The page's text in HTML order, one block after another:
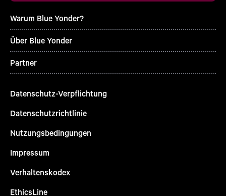
Warum Blue Yonder?
Über Blue Yonder
Partner
Datenschutz-Verpflichtung
Datenschutzrichtlinie
Nutzungsbedingungen
Impressum
Verhaltenskodex
EthicsLine